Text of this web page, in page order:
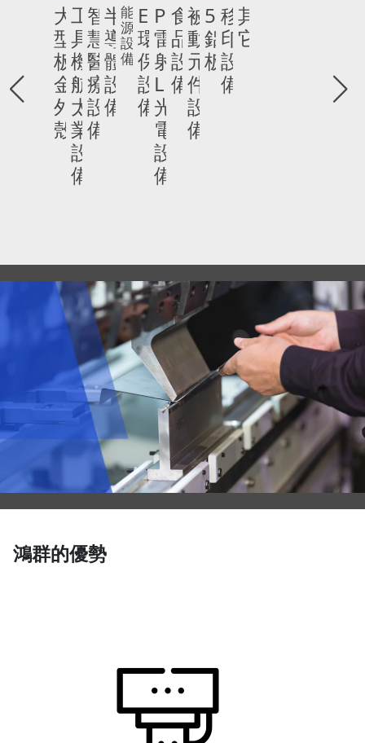
大
型
板
金
外
殼
工
具
機、
航
太
業
設
備
智
慧
醫
療
設
備
半
導
體
設
備
能
源
設
備
ESG
環
保
設
備
PCB
雷
射、
LED
光
電
設
備
食
品
設
備
被
動
元
件
設
備
5T
鋁
板
移
印
設
備
其
它
鴻群的優勢